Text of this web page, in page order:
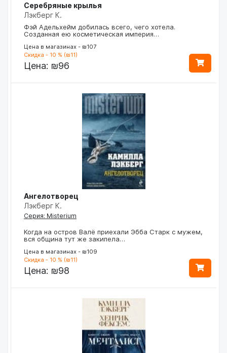
Серебряные крылья
Лэкберг К.
Фэй Адельхейм добилась всего, чего хотела.
Созданная ею косметическая империя…
Цена в магазинах - ₪107
Скидка - 10 % (₪11)
Цена: ₪96
Ангелотворец
Лэкберг К.
Серия: Misterium
Когда на остров Валё приехали Эбба Старк с мужем,
вся община тут же закипела…
Цена в магазинах - ₪109
Скидка - 10 % (₪11)
Цена: ₪98